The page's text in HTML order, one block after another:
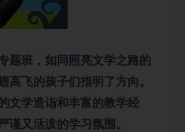
题班，如同照亮文学之路的
高飞的孩子们指明了方向。
文学造诣和丰富的教学经
谨又活泼的学习氛围。